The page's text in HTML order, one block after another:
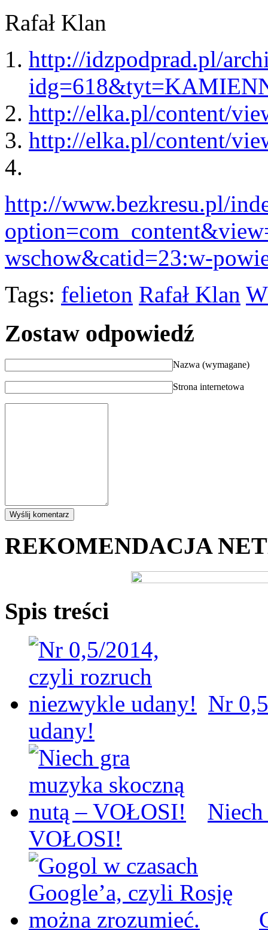
Rafał Klan
http://idzpodprad.pl/
http://elka.pl/content/
http://elka.pl/content/
http://www.bezkresu.pl/
wschow&catid=23:w-
Tags: felieton Rafał Klan
Zostaw odpowiedź
Nazwa (wymagane)
Strona internetowa
REKOMENDACJA
Spis treści
Nr
udany!
VOŁOSI!